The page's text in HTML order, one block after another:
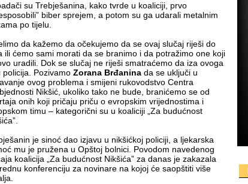
su Trebješanina, kako tvrde u koaliciji, prvo
biber sprejem, a potom su ga udarali metalnim
po tijelu.
da kažemo da očekujemo da se ovaj slučaj riješi do
ili ćemo sami morati da se branimo i da potražimo one koji
uradili. Dok se slučaj ne riješi smatraćemo da iza ovoga
policija. Pozivamo Zorana Brđanina da se uključi u
ovog problema i smijeni rukovodstvo Centra
Nikšić, ukoliko tako ne bude, branićemo se od
onih koji pričaju priču o evropskim vrijednostima i
timu – kategorični su u koaliciji „Za budućnost
je sinoć dao izjavu u nikšićkoj policiji, a ljekarska
mu je pružena u Opštoj bolnici. Povodom navedenog
koalicija „Za budućnost Nikšića” za danas je zakazala
konferenciju za novinare na kojoj će saopštiti više